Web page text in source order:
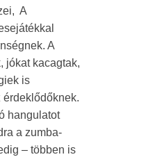
A
A
jókat kacagtak,
is
érdeklődőknek.
hangulatot
a zumba-
– többen is